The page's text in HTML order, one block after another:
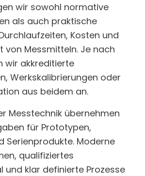
wir sowohl normative
als auch praktische
Kosten und
von Messmitteln. Je nach
wir akkreditierte
Werkskalibrierungen oder
aus beidem an.
Messtechnik übernehmen
für Prototypen,
Serienprodukte. Moderne
qualifiziertes
und klar definierte Prozesse